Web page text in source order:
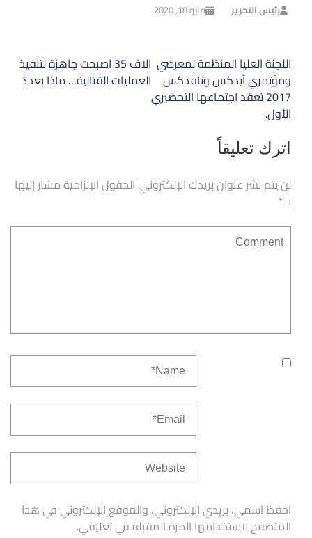
رئيس التحرير مايو 18, 2020
تصفّح
المقالات
الاف 35 اصبحت جاهزة لتنفيذ
العمليات القتالية… ماذا بعد؟
اللجنة العليا المنظمة لمعرضي
ومؤتمري آيدكس ونافدكس
2017 تعقد اجتماعها التحضيري
الأول.
اترك تعليقاً
لن يتم نشر عنوان بريدك الإلكتروني. الحقول الإلزامية مشار إليها
بـ*
احفظ اسمي، بريدي الإلكتروني، والموقع الإلكتروني في هذا
المتصفح لاستخدامها المرة المقبلة في تعليقي.